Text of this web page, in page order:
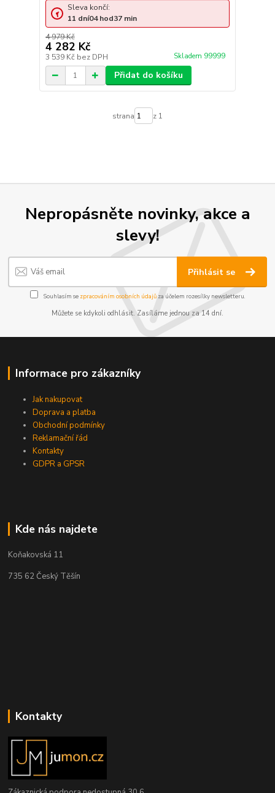
4 979 Kč
4 282 Kč
3 539 Kč bez DPH Skladem 99999
Sleva končí:
11 dní04hod37 min
Přidat do košíku
strana z 1
Nepropásněte novinky, akce a
slevy!
Přihlásit se
Souhlasím se zpracováním osobních údajůza účelem rozesílky newsletteru.
Můžete se kdykoli odhlásit. Zasíláme jednou za 14 dní.
Informace pro zákazníky
Jak nakupovat
Doprava a platba
Obchodní podmínky
Reklamační řád
Kontakty
GDPR a GPSR
Kde nás najdete
Koňakovská 11
735 62 Český Těšín
Kontakty